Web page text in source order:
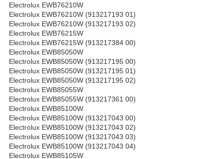
Electrolux EWB76210W
Electrolux EWB76210W (913217193 01)
Electrolux EWB76210W (913217193 02)
Electrolux EWB76215W
Electrolux EWB76215W (913217384 00)
Electrolux EWB85050W
Electrolux EWB85050W (913217195 00)
Electrolux EWB85050W (913217195 01)
Electrolux EWB85050W (913217195 02)
Electrolux EWB85055W
Electrolux EWB85055W (913217361 00)
Electrolux EWB85100W
Electrolux EWB85100W (913217043 00)
Electrolux EWB85100W (913217043 02)
Electrolux EWB85100W (913217043 03)
Electrolux EWB85100W (913217043 04)
Electrolux EWB85105W